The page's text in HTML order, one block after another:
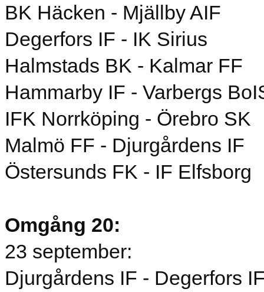
BK Häcken - Mjällby AIF
Degerfors IF - IK Sirius
Halmstads BK - Kalmar FF
Hammarby IF - Varbergs
IFK Norrköping - Örebro SK
Malmö FF - Djurgårdens IF
Östersunds FK - IF Elfsborg
Omgång 20:
23 september:
Djurgårdens IF - Degerfors